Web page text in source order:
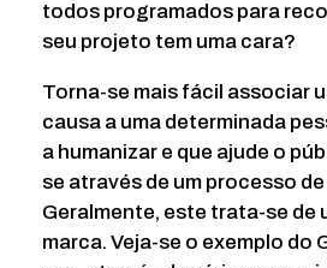
todos programados para
seu projeto tem uma cara?
Torna-se mais fácil associar
causa a uma determinada
a humanizar e que ajude o
se através de um processo
Geralmente, este trata-se de
marca. Veja-se o exemplo do